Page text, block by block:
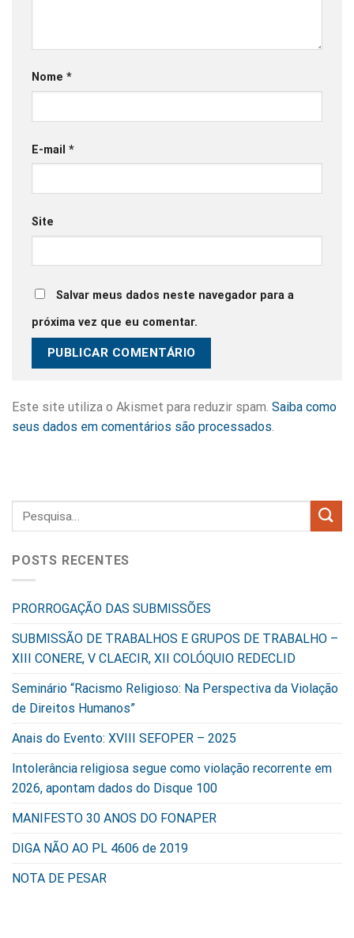
Nome *
E-mail *
Site
Salvar meus dados neste navegador para a
próxima vez que eu comentar.
Este site utiliza o Akismet para reduzir spam. Saiba como
seus dados em comentários são processados.
POSTS RECENTES
PRORROGAÇÃO DAS SUBMISSÕES
SUBMISSÃO DE TRABALHOS E GRUPOS DE TRABALHO –
XIII CONERE, V CLAECIR, XII COLÓQUIO REDECLID
Seminário “Racismo Religioso: Na Perspectiva da Violação
de Direitos Humanos”
Anais do Evento: XVIII SEFOPER – 2025
Intolerância religiosa segue como violação recorrente em
2026, apontam dados do Disque 100
MANIFESTO 30 ANOS DO FONAPER
DIGA NÃO AO PL 4606 de 2019
NOTA DE PESAR